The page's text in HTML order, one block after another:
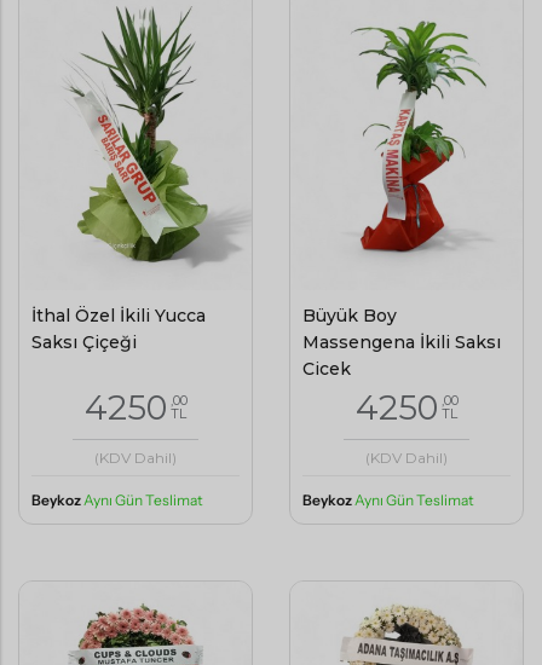
İthal Özel İkili Yucca
Saksı Çiçeği
4250 ,00
TL
(KDV Dahil)
Beykoz Aynı Gün Teslimat
Büyük Boy
Massengena İkili Saksı
Çiçek
4250 ,00
TL
(KDV Dahil)
Beykoz Aynı Gün Teslimat